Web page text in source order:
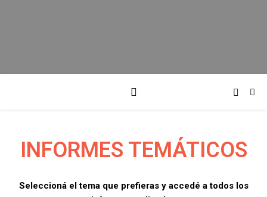
INFORMES TEMÁTICOS
Seleccioná el tema que prefieras y accedé a todos los